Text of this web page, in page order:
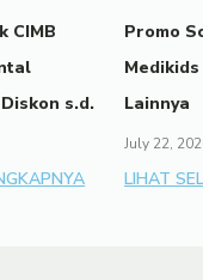
CIMB
s.d.
Promo
Lainnya
July 22,
LIHAT